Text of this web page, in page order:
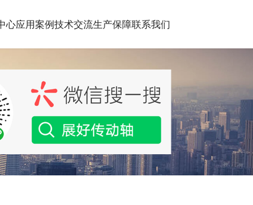
心应用案例技术交流生产保障联系我们